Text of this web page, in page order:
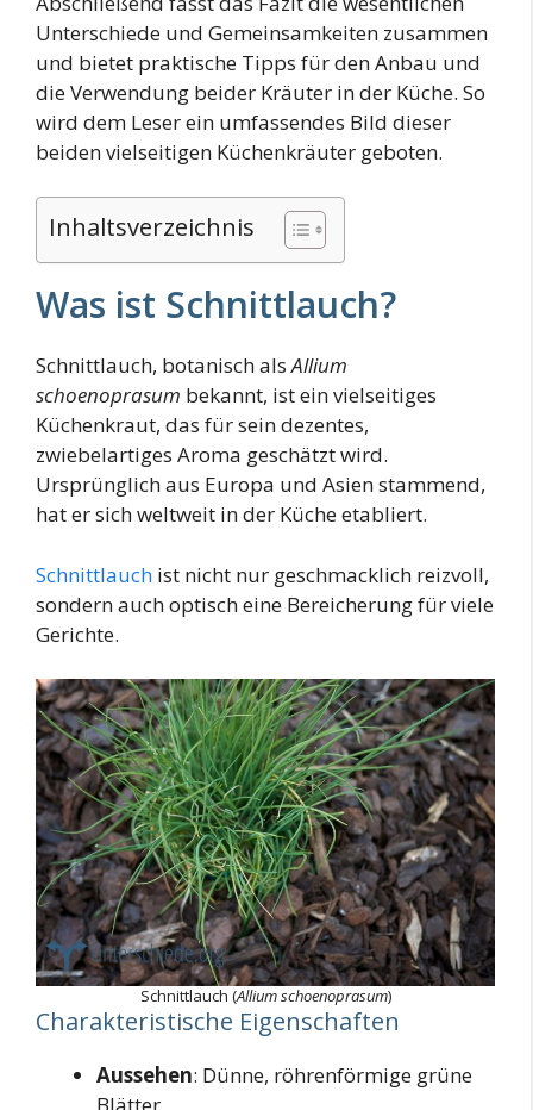
Unterschiede und Gemeinsamkeiten zusammen
und bietet praktische Tipps für den Anbau und
die Verwendung beider Kräuter in der Küche. So
wird dem Leser ein umfassendes Bild dieser
beiden vielseitigen Küchenkräuter geboten.
Inhaltsverzeichnis
Was ist Schnittlauch?
Schnittlauch, botanisch alsAllium
schoenoprasum bekannt, ist ein vielseitiges
Küchenkraut, das für sein dezentes,
zwiebelartiges Aroma geschätzt wird.
Ursprünglich aus Europa und Asien stammend,
hat er sich weltweit in der Küche etabliert.
Schnittlauch ist nicht nur geschmacklich reizvoll,
sondern auch optisch eine Bereicherung für viele
Gerichte.
Schnittlauch (Allium schoenoprasum)
Charakteristische Eigenschaften
Aussehen: Dünne, röhrenförmige grüne